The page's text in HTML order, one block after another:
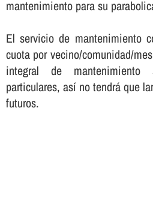
mantenimiento para su
El servicio de mantenimiento
cuota por vecino/comunidad/
integral de
particulares, así­ no tendrá que
futuros.